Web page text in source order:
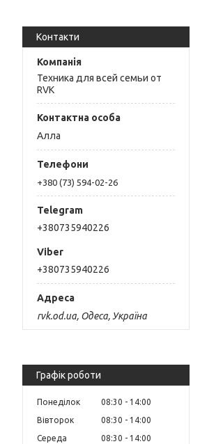
Контакти
Техника для всей семьи от
RVK
Алла
+380 (73) 594-02-26
+380735940226
+380735940226
rvk.od.ua, Одеса, Україна
Графік роботи
Понеділок 08:30
14:00
Вівторок
08:30
14:00
Середа
08:30
14:00